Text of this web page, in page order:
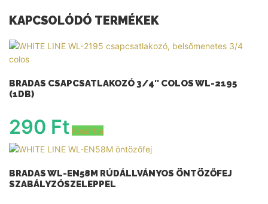
KAPCSOLÓDÓ TERMÉKEK
BRADAS CSAPCSATLAKOZÓ 3/4″ COLOS WL-2195
(1DB)
290 Ft Kosárba
BRADAS WL-EN58M RÚDÁLLVÁNYOS ÖNTÖZŐFEJ
SZABÁLYZÓSZELEPPEL